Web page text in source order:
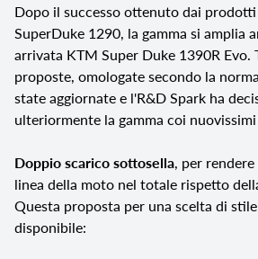
Dopo il successo ottenuto dai
SuperDuke 1290, la gamma si amplia
arrivata KTM Super Duke 1390R Evo.
proposte, omologate secondo la
state aggiornate e l'R&D Spark ha
ulteriormente la gamma coi
Doppio scarico sottosella, per
linea della moto nel totale rispetto
Questa proposta per una scelta di
disponibile: